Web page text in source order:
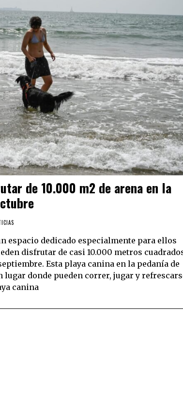
de 10.000 m2 de arena en la
espacio dedicado especialmente para ellos
disfrutar de casi 10.000 metros
Esta playa canina en la pedanía de
lugar donde pueden correr, jugar y
canina